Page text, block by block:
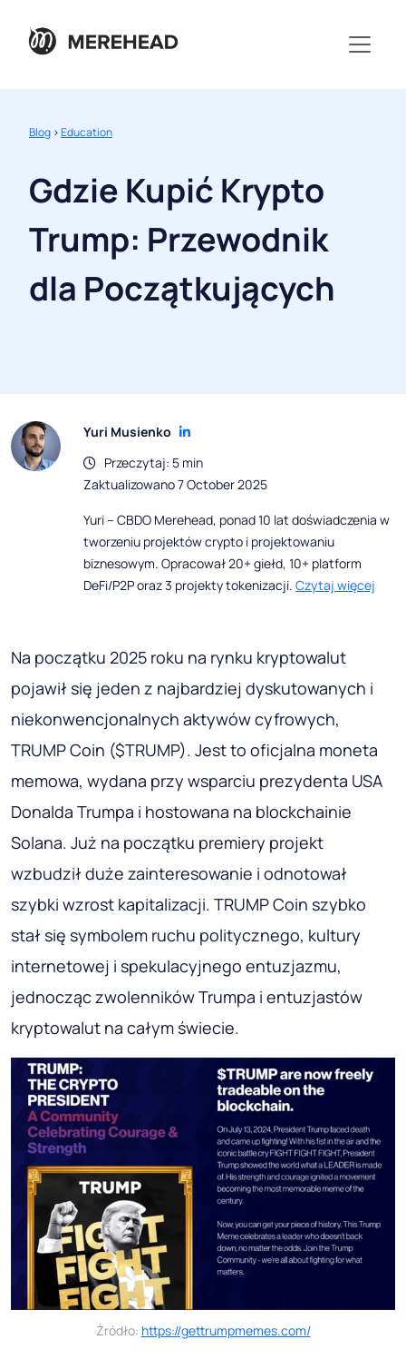
Blog >Education
Gdzie Kupić Krypto
Trump: Przewodnik
dla Początkujących
Yuri Musienko
Przeczytaj: 5 min
Zaktualizowano 7 October 2025
Yuri – CBDO Merehead, ponad 10 lat doświadczenia w
tworzeniu projektów crypto i projektowaniu
biznesowym. Opracował 20+ giełd, 10+ platform
DeFi/P2P oraz 3 projekty tokenizacji. Czytaj więcej
Na początku 2025 roku na rynku kryptowalut
pojawił się jeden z najbardziej dyskutowanych i
niekonwencjonalnych aktywów cyfrowych,
TRUMP Coin ($TRUMP). Jest to oficjalna moneta
memowa, wydana przy wsparciu prezydenta USA
Donalda Trumpa i hostowana na blockchainie
Solana. Już na początku premiery projekt
wzbudził duże zainteresowanie i odnotował
szybki wzrost kapitalizacji. TRUMP Coin szybko
stał się symbolem ruchu politycznego, kultury
internetowej i spekulacyjnego entuzjazmu,
jednocząc zwolenników Trumpa i entuzjastów
kryptowalut na całym świecie.
Źródło: https://gettrumpmemes.com/